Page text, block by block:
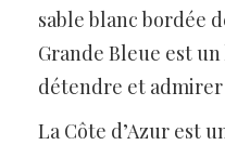
sable blanc bordée
Grande Bleue est
détendre et admirer
La Côte d’Azur est